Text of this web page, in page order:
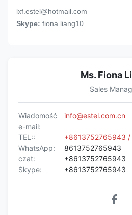
lxf.estel@hotmail.com
Skype: fiona.liang10
Ms. Fiona
Sales
Wiadomość
e-mail:
info@estel.com.cn
TEL::
+8613752765943
WhatsApp:
8613752765943
czat:
+8613752765943
Skype:
+8613752765943